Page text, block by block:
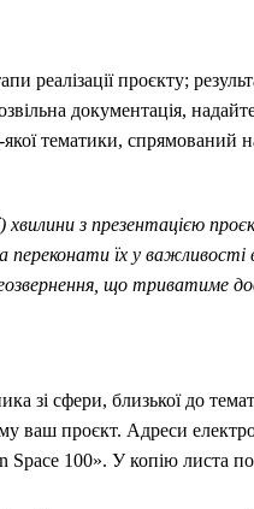
реалізації проєкту;
документація, надайте
тематики, спрямований
з презентацією
переконати їх у важливості
що триватиме
зі сфери, близької до
ваш проєкт. Адреси
Space 100». У копію листа